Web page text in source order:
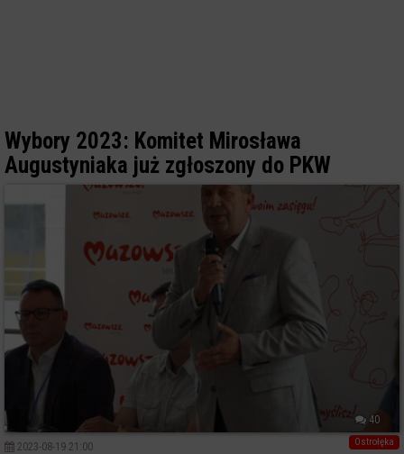
Wybory 2023: Komitet Mirosława
Augustyniaka już zgłoszony do PKW
40
Ostrołęka
2023-08-19 21:00